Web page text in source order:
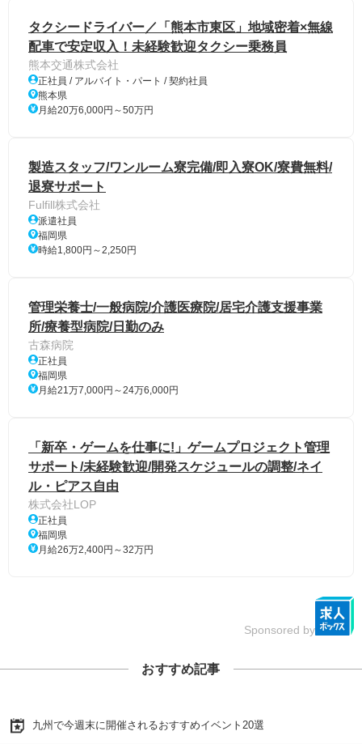
タクシードライバー／「熊本市東区」地域密着×無線
配車で安定収入！未経験歓迎タクシー乗務員
熊本交通株式会社
正社員 / アルバイト・パート / 契約社員
熊本県
月給20万6,000円～50万円
製造スタッフ/ワンルーム寮完備/即入寮OK/寮費無料/
退寮サポート
Fulfill株式会社
派遣社員
福岡県
時給1,800円～2,250円
管理栄養士/一般病院/介護医療院/居宅介護支援事業
所/療養型病院/日勤のみ
古森病院
正社員
福岡県
月給21万7,000円～24万6,000円
「新卒・ゲームを仕事に!」ゲームプロジェクト管理
サポート/未経験歓迎/開発スケジュールの調整/ネイ
ル・ピアス自由
株式会社LOP
正社員
福岡県
月給26万2,400円～32万円
Sponsored by
おすすめ記事
九州で今週末に開催されるおすすめイベント20選